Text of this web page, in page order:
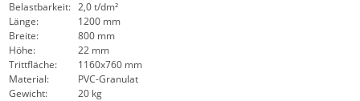
Belastbarkeit: 2,0 t/dm²
Länge:
1200 mm
Breite:
800 mm
Höhe:
22 mm
Trittfläche:
1160x760 mm
Material:
PVC-Granulat
Gewicht:
20 kg